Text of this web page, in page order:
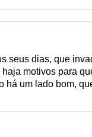
seus dias, que
motivos para
há um lado bom,